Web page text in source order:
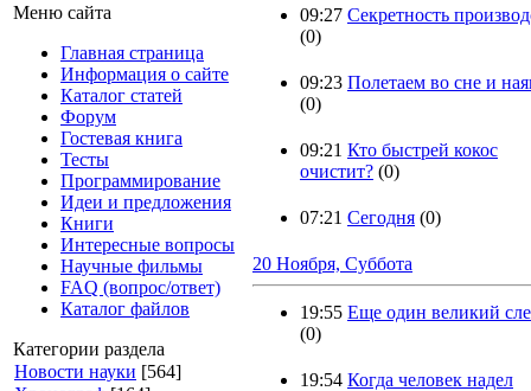
Меню сайта
Главная страница
Информация о сайте
Каталог статей
Форум
Гостевая книга
Тесты
Программирование
Идеи и предложения
Книги
Интересные вопросы
Научные фильмы
FAQ (вопрос/ответ)
Каталог файлов
Категории раздела
Новости науки [564]
09:27 Секретность
(0)
09:23 Полетаем во сне и
(0)
09:21 Кто быстрей кокос
очистит? (0)
07:21 Сегодня (0)
20 Ноября, Суббота
19:55 Еще один великий
(0)
19:54 Когда человек надел